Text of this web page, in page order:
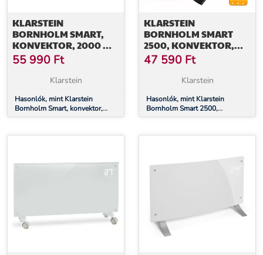
KLARSTEIN
BORNHOLM SMART,
KONVEKTOR, 2000 W,
WIFI, LCD KIJELZŐ,
IDŐZÍTŐ, IP24, FEKETE
55 990 Ft
Klarstein
Hasonlók, mint Klarstein
Bornholm Smart, konvektor,
2000 W, WiFi, LCD kijelző,
KLARSTEIN
BORNHOLM SMART
2500, KONVEKTOR,
2500 W, WIFI, LED, IP24
47 590 Ft
Klarstein
Hasonlók, mint Klarstein
Bornholm Smart 2500,
konvektor, 2500 W, WiFi, LED,